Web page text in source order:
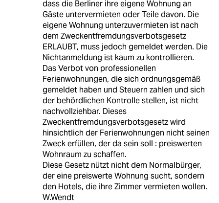
dass die Berliner ihre eigene Wohnung an
Gäste untervermieten oder Teile davon. Die
eigene Wohnung unterzuvermieten ist nach
dem Zweckentfremdungsverbotsgesetz
ERLAUBT, muss jedoch gemeldet werden. Die
Nichtanmeldung ist kaum zu kontrollieren.
Das Verbot von professionellen
Ferienwohnungen, die sich ordnungsgemäß
gemeldet haben und Steuern zahlen und sich
der behördlichen Kontrolle stellen, ist nicht
nachvollziehbar. Dieses
Zweckentfremdungsverbotsgesetz wird
hinsichtlich der Ferienwohnungen nicht seinen
Zweck erfüllen, der da sein soll : preiswerten
Wohnraum zu schaffen.
Diese Gesetz nützt nicht dem Normalbürger,
der eine preiswerte Wohnung sucht, sondern
den Hotels, die ihre Zimmer vermieten wollen.
W.Wendt